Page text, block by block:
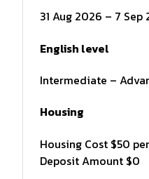
31 Aug 2026 – 7 Sep
English level
Intermediate –
Housing
Housing Cost $50
Deposit Amount $0